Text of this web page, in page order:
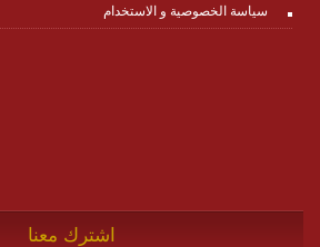
سياسة الخصوصية و الاستخدام
اشترك معنا